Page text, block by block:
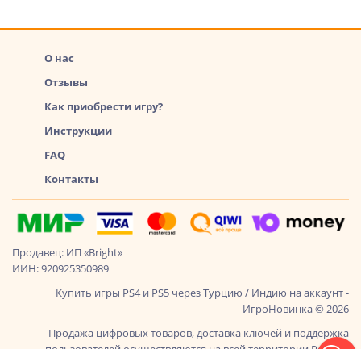
О нас
Отзывы
Как приобрести игру?
Инструкции
FAQ
Контакты
Продавец: ИП «Bright»
ИИН: 920925350989
Купить игры PS4 и PS5 через Турцию / Индию на аккаунт -
ИгроНовинка © 2026
Продажа цифровых товаров, доставка ключей и поддержка